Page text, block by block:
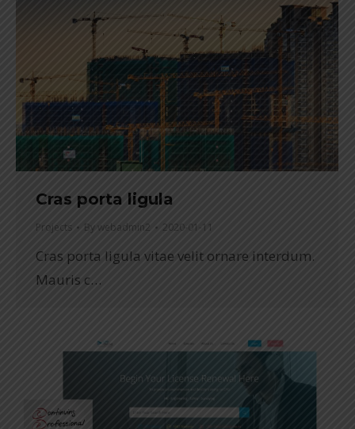
Cras porta ligula
Projects Bywebadmin2 2020-01-11
Cras porta ligula vitae velit ornare interdum.
Mauris c…